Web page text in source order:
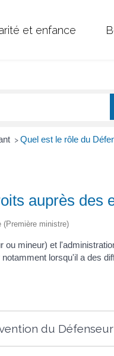
et enfance
> Quel est le rôle du
auprès des
(Première ministre)
mineur) et
lorsqu'il a des
du